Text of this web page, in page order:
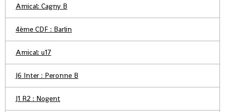
Amical: Cagny B
4ème CDF : Barlin
Amical: u17
J6 Inter : Peronne B
J1 R2 : Nogent